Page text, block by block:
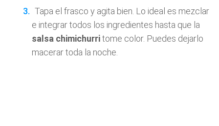
Tapa el frasco y agita bien. Lo ideal es mezclar
e integrar todos los ingredientes hasta que la
salsa chimichurritome color. Puedes dejarlo
macerar toda la noche.